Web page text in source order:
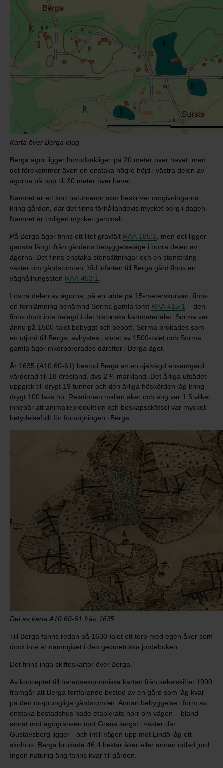
Karta över Berga idag.
Berga ägor ligger huvudsakligen på 20 meter över havet, men
det förekommer även en enstaka högre höjd i västra delen av
ägorna på upp till 30 meter över havet.
Namnet är ett kort naturnamn som beskriver omgivningarna
kring gården, där det finns förhållandevis mycket berg i dagen.
Namnet är troligen mycket gammalt.
På Berga ägor finns ett litet gravfält RAÄ 185:1
, men det ligger
ganska långt ifrån gårdens bebyggelseläge i norra delen av
ägorna. Det finns enstaka stensättningar och en stensträng
väster om gårdstomten. Vid infarten till Berga gård finns en
väghållningssten RAÄ 453:1
I östra delen av ägorna, på en udde på 15-meterskurvan, finns
en fornlämning benämnd Sorma gamla tomt RAÄ 415:1 – den
finns dock inte belagd i det historiska kartmaterialet. Sorma var
ännu på 1500-talet bebyggt och bebott. Sorma brukades som
en utjord till Berga, avhystes i slutet av 1500-talet och Sorma
gamla ägor inkorporerades därefter i Berga ägor.
År 1635 (A10:60-61) bestod Berga av en självägd ensamgård
värderad till 18 öresland, dvs 2 ¼ markland. Det årliga utsädet
uppgick till drygt 19 tunnor och den årliga höskörden låg kring
drygt 100 lass hö. Relationen mellan åker och äng var 1:5 vilket
innebär att animalieproduktion och boskapsskötsel var mycket
betydelsefullt för försörjningen i Berga.
Del av karta A10:60-61 från 1635.
Till Berga fanns redan på 1630-talet ett torp med egen åker som
dock inte är namngivet i den geometriska jordeboken.
Det finns inga skifteskartor över Berga.
Av konceptet till häradsekonomiska kartan från sekelskiftet 1900
framgår att Berga fortfarande bestod av en gård som låg kvar
på den ursprungliga gårdstomten. Annan bebyggelse i form av
enstaka bostadshus hade etablerats norr om vägen – bland
annat mot ägogränsen mot Grana längst i väster där
Gustavsberg ligger - och intill vägen upp mot Lindö låg ett
skolhus. Berga brukade 46,4 hektar åker eller annan odlad jord.
Ingen naturlig äng fanns kvar till gården.